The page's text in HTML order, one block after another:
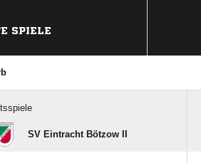
SPIELE
SV Eintracht Bötzow II